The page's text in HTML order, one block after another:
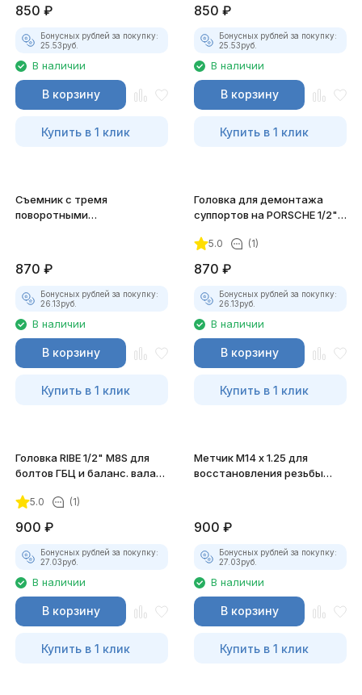
барабанных тормозов JTC-
850 ₽
Бонусных рублей за покупку:
25.53руб.
В наличии
В корзину
Купить в 1 клик
1/2"х14мм JTC-1527
850 ₽
Бонусных рублей за покупку:
25.53руб.
В наличии
В корзину
Купить в 1 клик
Съемник с тремя
поворотными
870 ₽
Бонусных рублей за покупку:
26.13руб.
В наличии
В корзину
Купить в 1 клик
Головка для демонтажа
суппортов на PORSCHE 1/2"
мм. JTC-4599
5.0 (1)
870 ₽
Бонусных рублей за покупку:
26.13руб.
В наличии
В корзину
Купить в 1 клик
Головка RIBE 1/2" M8S для
болтов ГБЦ и баланс. вала
5.0 (1)
900 ₽
Бонусных рублей за покупку:
27.03руб.
В наличии
В корзину
Купить в 1 клик
Метчик M14 x 1.25 для
восстановления резьбы
900 ₽
Бонусных рублей за покупку:
27.03руб.
В наличии
В корзину
Купить в 1 клик